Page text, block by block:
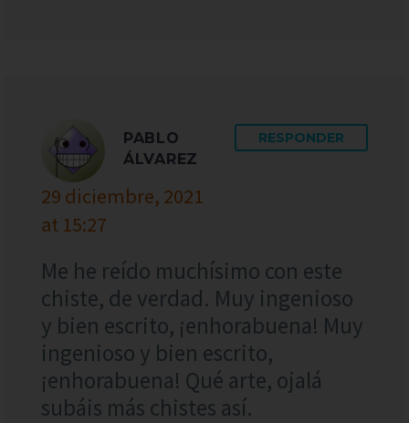
PABLO
ÁLVAREZ
29 diciembre, 2021
at 15:27
RESPONDER
Me he reído muchísimo con este
chiste, de verdad. Muy ingenioso
y bien escrito, ¡enhorabuena! Muy
ingenioso y bien escrito,
¡enhorabuena! Qué arte, ojalá
subáis más chistes así.